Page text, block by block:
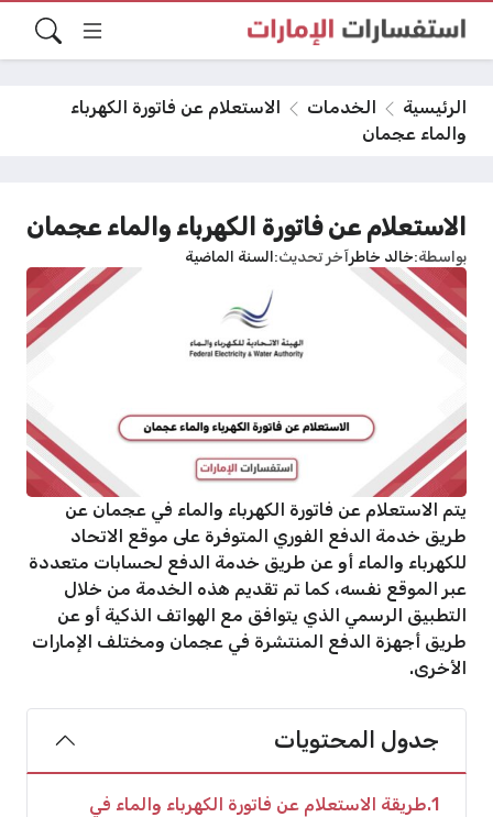
الرئيسية الخدمات
الاستعلام عن فاتورة الكهرباء
والماء عجمان
الاستعلام عن فاتورة الكهرباء والماء عجمان
بواسطة خالد خاطرآخر تحديث السنة الماضية
يتم الاستعلام عن فاتورة الكهرباء والماء في عجمان عن
طريق خدمة الدفع الفوري المتوفرة على موقع الاتحاد
للكهرباء والماء أو عن طريق خدمة الدفع لحسابات متعددة
عبر الموقع نفسه، كما تم تقديم هذه الخدمة من خلال
التطبيق الرسمي الذي يتوافق مع الهواتف الذكية أو عن
طريق أجهزة الدفع المنتشرة في عجمان ومختلف الإمارات
الأخرى.
جدول المحتويات
1 طريقة الاستعلام عن فاتورة الكهرباء والماء في